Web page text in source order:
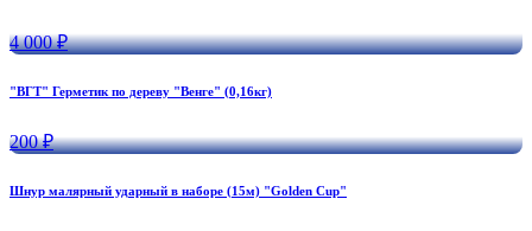
4 000 ₽
"ВГТ" Герметик по дереву "Венге" (0,16кг)
200 ₽
Шнур малярный ударный в наборе (15м) "Golden Cup"